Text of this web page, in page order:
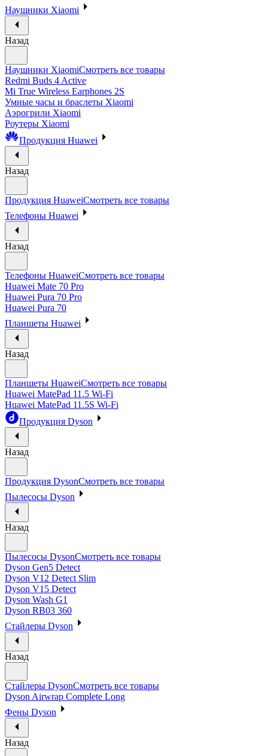
Наушники Xiaomi
Назад
Наушники XiaomiСмотреть все товары
Redmi Buds 4 Active
Mi True Wireless Earphones 2S
Умные часы и браслеты Xiaomi
Аэрогрили Xiaomi
Роутеры Xiaomi
Продукция Huawei
Назад
Продукция HuaweiСмотреть все товары
Телефоны Huawei
Назад
Телефоны HuaweiСмотреть все товары
Huawei Mate 70 Pro
Huawei Pura 70 Pro
Huawei Pura 70
Планшеты Huawei
Назад
Планшеты HuaweiСмотреть все товары
Huawei MatePad 11.5 Wi-Fi
Huawei MatePad 11.5S Wi-Fi
Продукция Dyson
Назад
Продукция DysonСмотреть все товары
Пылесосы Dyson
Назад
Пылесосы DysonСмотреть все товары
Dyson Gen5 Detect
Dyson V12 Detect Slim
Dyson V15 Detect
Dyson Wash G1
Dyson RB03 360
Стайлеры Dyson
Назад
Стайлеры DysonСмотреть все товары
Dyson Airwrap Complete Long
Фены Dyson
Назад